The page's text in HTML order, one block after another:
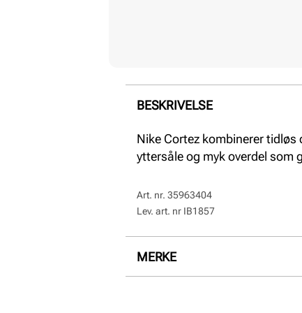
BESKRIVELSE
Nike Cortez kombinerer
yttersåle og myk overdel som
Art. nr. 35963404
Lev. art. nr IB1857
MERKE